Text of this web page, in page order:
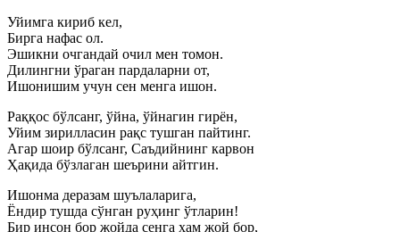
Уйимга кириб кел,
Бирга нафас ол.
Эшикни очгандай очил мен томон.
Дилингни ўраган пардаларни от,
Ишонишим учун сен менга ишон.
Раққос бўлсанг, ўйна, ўйнагин гирён,
Уйим зирилласин рақс тушган пайтинг.
Агар шоир бўлсанг, Саъдийнинг карвон
Ҳақида бўзлаган шеърини айтгин.
Ишонма деразам шуълаларига,
Ёндир тушда сўнган руҳинг ўтларин!
Бир инсон бор жойда сенга ҳам жой бор,